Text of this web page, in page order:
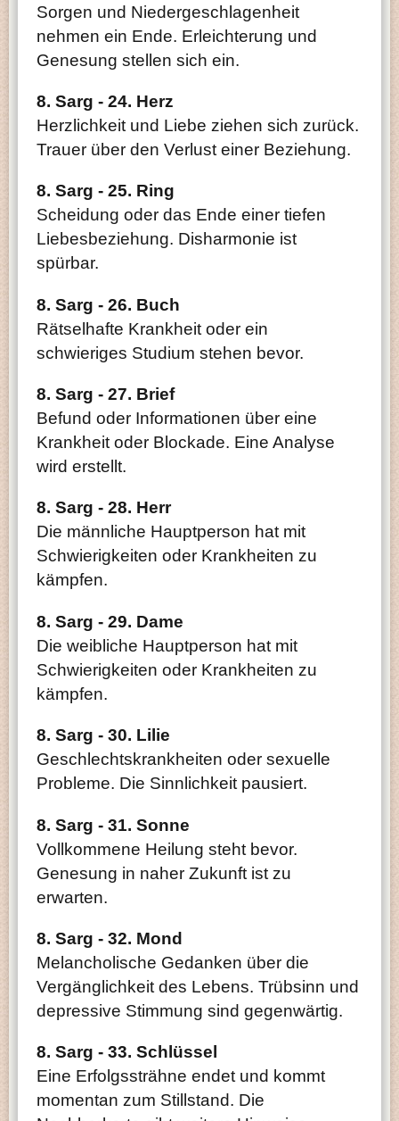
Sorgen und Niedergeschlagenheit
nehmen ein Ende. Erleichterung und
Genesung stellen sich ein.
8. Sarg - 24. Herz
Herzlichkeit und Liebe ziehen sich zurück.
Trauer über den Verlust einer Beziehung.
8. Sarg - 25. Ring
Scheidung oder das Ende einer tiefen
Liebesbeziehung. Disharmonie ist
spürbar.
8. Sarg - 26. Buch
Rätselhafte Krankheit oder ein
schwieriges Studium stehen bevor.
8. Sarg - 27. Brief
Befund oder Informationen über eine
Krankheit oder Blockade. Eine Analyse
wird erstellt.
8. Sarg - 28. Herr
Die männliche Hauptperson hat mit
Schwierigkeiten oder Krankheiten zu
kämpfen.
8. Sarg - 29. Dame
Die weibliche Hauptperson hat mit
Schwierigkeiten oder Krankheiten zu
kämpfen.
8. Sarg - 30. Lilie
Geschlechtskrankheiten oder sexuelle
Probleme. Die Sinnlichkeit pausiert.
8. Sarg - 31. Sonne
Vollkommene Heilung steht bevor.
Genesung in naher Zukunft ist zu
erwarten.
8. Sarg - 32. Mond
Melancholische Gedanken über die
Vergänglichkeit des Lebens. Trübsinn und
depressive Stimmung sind gegenwärtig.
8. Sarg - 33. Schlüssel
Eine Erfolgssträhne endet und kommt
momentan zum Stillstand. Die